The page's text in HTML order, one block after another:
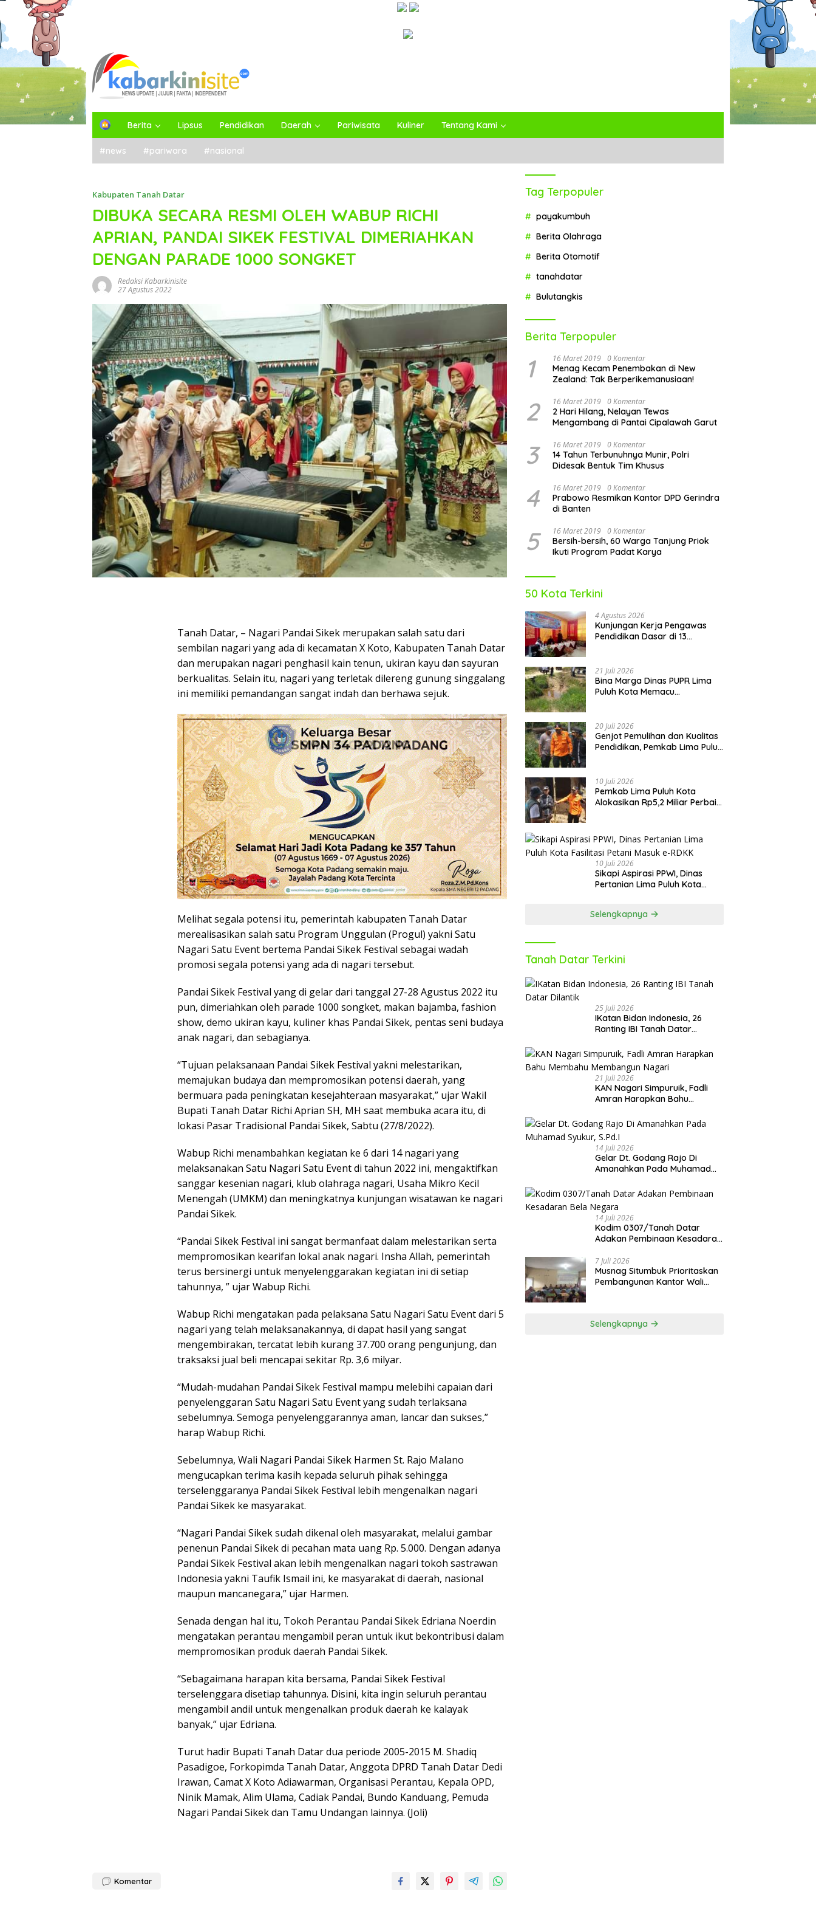
H
e
Berita Lipsus Pendidikan Daerah Pariwisata Kuliner Tentang Kami
#news #pariwara #nasional
Kabupaten Tanah Datar
DIBUKA SECARA RESMI OLEH WABUP RICHI
APRIAN, PANDAI SIKEK FESTIVAL DIMERIAHKAN
DENGAN PARADE 1000 SONGKET
Redaksi Kabarkinisite
27 Agustus 2022
Tanah Datar, – Nagari Pandai Sikek merupakan salah satu dari
sembilan nagari yang ada di kecamatan X Koto, Kabupaten Tanah Datar
dan merupakan nagari penghasil kain tenun, ukiran kayu dan sayuran
berkualitas. Selain itu, nagari yang terletak dilereng gunung singgalang
ini memiliki pemandangan sangat indah dan berhawa sejuk.
Melihat segala potensi itu, pemerintah kabupaten Tanah Datar
merealisasikan salah satu Program Unggulan (Progul) yakni Satu
Nagari Satu Event bertema Pandai Sikek Festival sebagai wadah
promosi segala potensi yang ada di nagari tersebut.
Pandai Sikek Festival yang di gelar dari tanggal 27-28 Agustus 2022 itu
pun, dimeriahkan oleh parade 1000 songket, makan bajamba, fashion
show, demo ukiran kayu, kuliner khas Pandai Sikek, pentas seni budaya
anak nagari, dan sebagianya.
“Tujuan pelaksanaan Pandai Sikek Festival yakni melestarikan,
memajukan budaya dan mempromosikan potensi daerah, yang
bermuara pada peningkatan kesejahteraan masyarakat,” ujar Wakil
Bupati Tanah Datar Richi Aprian SH, MH saat membuka acara itu, di
lokasi Pasar Tradisional Pandai Sikek, Sabtu (27/8/2022).
Wabup Richi menambahkan kegiatan ke 6 dari 14 nagari yang
melaksanakan Satu Nagari Satu Event di tahun 2022 ini, mengaktifkan
sanggar kesenian nagari, klub olahraga nagari, Usaha Mikro Kecil
Menengah (UMKM) dan meningkatnya kunjungan wisatawan ke nagari
Pandai Sikek.
“Pandai Sikek Festival ini sangat bermanfaat dalam melestarikan serta
mempromosikan kearifan lokal anak nagari. Insha Allah, pemerintah
terus bersinergi untuk menyelenggarakan kegiatan ini di setiap
tahunnya, ” ujar Wabup Richi.
Wabup Richi mengatakan pada pelaksana Satu Nagari Satu Event dari 5
nagari yang telah melaksanakannya, di dapat hasil yang sangat
mengembirakan, tercatat lebih kurang 37.700 orang pengunjung, dan
traksaksi jual beli mencapai sekitar Rp. 3,6 milyar.
“Mudah-mudahan Pandai Sikek Festival mampu melebihi capaian dari
penyelenggaran Satu Nagari Satu Event yang sudah terlaksana
sebelumnya. Semoga penyelenggarannya aman, lancar dan sukses,”
harap Wabup Richi.
Sebelumnya, Wali Nagari Pandai Sikek Harmen St. Rajo Malano
mengucapkan terima kasih kepada seluruh pihak sehingga
terselenggaranya Pandai Sikek Festival lebih mengenalkan nagari
Pandai Sikek ke masyarakat.
“Nagari Pandai Sikek sudah dikenal oleh masyarakat, melalui gambar
penenun Pandai Sikek di pecahan mata uang Rp. 5.000. Dengan adanya
Pandai Sikek Festival akan lebih mengenalkan nagari tokoh sastrawan
Indonesia yakni Taufik Ismail ini, ke masyarakat di daerah, nasional
maupun mancanegara,” ujar Harmen.
Senada dengan hal itu, Tokoh Perantau Pandai Sikek Edriana Noerdin
mengatakan perantau mengambil peran untuk ikut bekontribusi dalam
mempromosikan produk daerah Pandai Sikek.
“Sebagaimana harapan kita bersama, Pandai Sikek Festival
terselenggara disetiap tahunnya. Disini, kita ingin seluruh perantau
mengambil andil untuk mengenalkan produk daerah ke kalayak
banyak,” ujar Edriana.
Turut hadir Bupati Tanah Datar dua periode 2005-2015 M. Shadiq
Pasadigoe, Forkopimda Tanah Datar, Anggota DPRD Tanah Datar Dedi
Irawan, Camat X Koto Adiawarman, Organisasi Perantau, Kepala OPD,
Ninik Mamak, Alim Ulama, Cadiak Pandai, Bundo Kanduang, Pemuda
Nagari Pandai Sikek dan Tamu Undangan lainnya. (Joli)
Komentar
Tag Terpopuler
payakumbuh
Berita Olahraga
Berita Otomotif
tanahdatar
Bulutangkis
Berita Terpopuler
1 16 Maret 2019 0 Komentar
Menag Kecam Penembakan di New
Zealand: Tak Berperikemanusiaan!
2 16 Maret 2019 0 Komentar
2 Hari Hilang, Nelayan Tewas
Mengambang di Pantai Cipalawah Garut
3 16 Maret 2019 0 Komentar
14 Tahun Terbunuhnya Munir, Polri
Didesak Bentuk Tim Khusus
4 16 Maret 2019 0 Komentar
Prabowo Resmikan Kantor DPD Gerindra
di Banten
5 16 Maret 2019 0 Komentar
Bersih-bersih, 60 Warga Tanjung Priok
Ikuti Program Padat Karya
50 Kota Terkini
4 Agustus 2026
Kunjungan Kerja Pengawas
Pendidikan Dasar di 13
Optimis Bawa Perubahan Maju
21 Juli 2026
Bina Marga Dinas PUPR Lima
Puluh Kota Memacu
Oktober
20 Juli 2026
Genjot Pemulihan dan Kualitas
Pendidikan, Pemkab Lima Puluh
Reguler
10 Juli 2026
Pemkab Lima Puluh Kota
Alokasikan Rp5,2 Miliar Perbaiki
10 Juli 2026
Sikapi Aspirasi PPWI, Dinas
Pertanian Lima Puluh Kota
Selengkapnya
Tanah Datar Terkini
25 Juli 2026
IKatan Bidan Indonesia, 26
Ranting IBI Tanah Datar
21 Juli 2026
KAN Nagari Simpuruik, Fadli
Amran Harapkan Bahu
14 Juli 2026
Gelar Dt. Godang Rajo Di
Amanahkan Pada Muhamad
14 Juli 2026
Kodim 0307/Tanah Datar
Adakan Pembinaan Kesadaran
7 Juli 2026
Musnag Situmbuk Prioritaskan
Pembangunan Kantor Wali
Selengkapnya